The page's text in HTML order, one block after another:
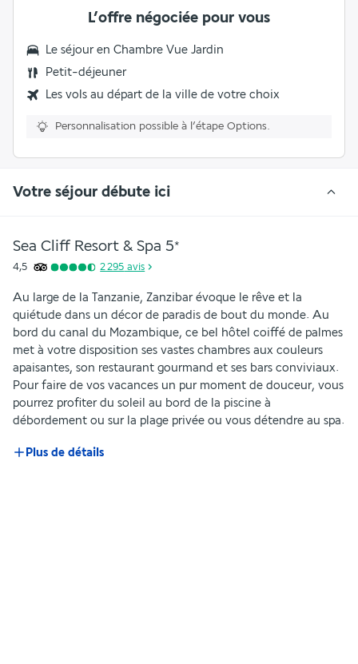
L’offre négociée pour vous
Le séjour en Chambre Vue Jardin
Petit-déjeuner
Les vols au départ de la ville de votre choix
Personnalisation possible à l’étape Options.
Votre séjour débute ici
Sea Cliff Resort & Spa 5*
4,5 2 295 avis
Au large de la Tanzanie, Zanzibar évoque le rêve et la
quiétude dans un décor de paradis de bout du monde. Au
bord du canal du Mozambique, ce bel hôtel coiffé de palmes
met à votre disposition ses vastes chambres aux couleurs
apaisantes, son restaurant gourmand et ses bars conviviaux.
Pour faire de vos vacances un pur moment de douceur, vous
pourrez profiter du soleil au bord de la piscine à
Plus de détails